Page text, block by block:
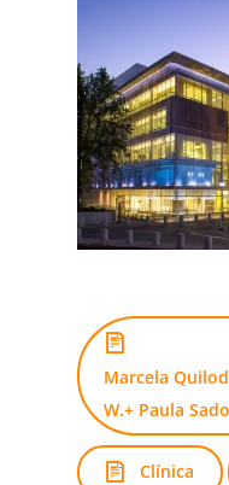
Marcela
W.+ Paula
Clínica